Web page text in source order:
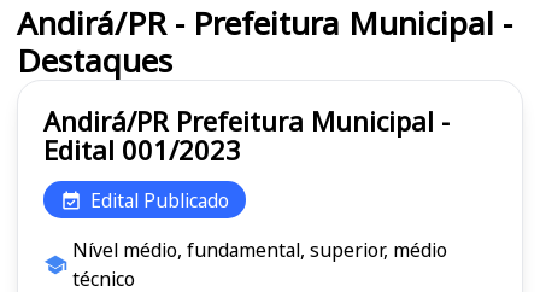
Andirá/PR Prefeitura Municipal -
Edital 001/2023
Edital Publicado
Nível médio, fundamental, superior, médio
técnico
Andirá/PR - Prefeitura Municipal -
Destaques